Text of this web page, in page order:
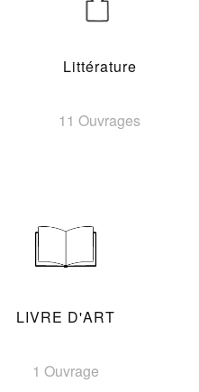
Littérature
11 Ouvrages
LIVRE D'ART
1 Ouvrage